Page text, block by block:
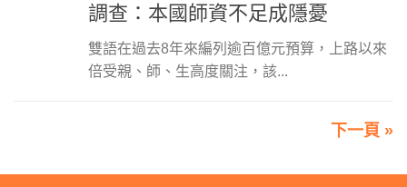
調查：本國師資不足成隱憂
雙語在過去8年來編列逾百億元預算，上路以來
倍受親、師、生高度關注，該...
下一頁 »